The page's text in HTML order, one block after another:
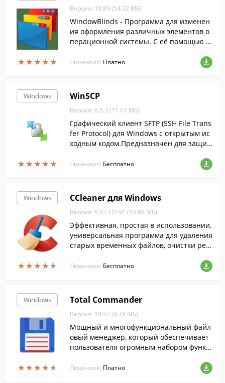
★★★★★
★★★★★
Версия: 10.89 (54.32 МБ)
WindowBlinds - Программа для изменен
ия оформления различных элементов о
перационной системы. С её помощью м
роить тему оформления и многое друго
Лицензия: Платно
Windows
★★★★★
★★★★★
WinSCP
Версия: 6.5.3 (11.67 МБ)
Графический клиент SFTP (SSH File Trans
fer Protocol) для Windows с открытым ис
ходным кодом.Предназначен для защи
мпьютером и серверами....
Лицензия: Бесплатно
Windows
★★★★★
★★★★★
CCleaner для Windows
Версия: 6.07.10191 (50.86 МБ)
Эффективная, простая в использовании,
универсальная программа для удаления
старых временных файлов, очистки рее
Лицензия: Бесплатно
Windows
★★★★★
★★★★★
Total Commander
Версия: 10.52 (8.79 МБ)
Мощный и многофункциональный файл
овый менеджер, который обеспечивает
пользователя огромным набором функц
и папками.
Лицензия: Платно